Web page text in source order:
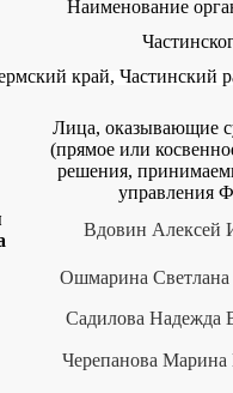
Наименование
край, Частинский
Лица, оказывающие
(прямое или
решения,
управления
Вдовин Алексей
Ошмарина Светлана
Садилова Надежда
Черепанова Марина